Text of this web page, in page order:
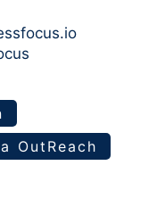
OutReach